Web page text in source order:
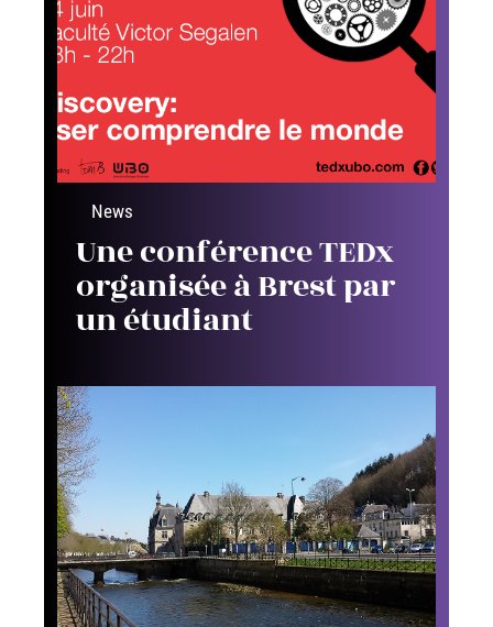
News
Une conférence TEDx
organisée à Brest par
un étudiant